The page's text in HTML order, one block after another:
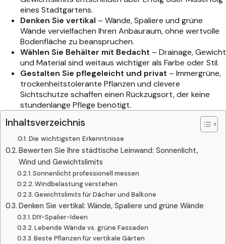
eines Stadtgartens.
Denken Sie vertikal – Wände, Spaliere und grüne
Wände vervielfachen Ihren Anbauraum, ohne wertvolle
Bodenfläche zu beanspruchen.
Wählen Sie Behälter mit Bedacht – Drainage, Gewicht
und Material sind weitaus wichtiger als Farbe oder Stil.
Gestalten Sie pflegeleicht und privat – Immergrüne,
trockenheitstolerante Pflanzen und clevere
Sichtschutze schaffen einen Rückzugsort, der keine
stundenlange Pflege benötigt.
Inhaltsverzeichnis
Die wichtigsten Erkenntnisse
Bewerten Sie Ihre städtische Leinwand: Sonnenlicht,
Wind und Gewichtslimits
Sonnenlicht professionell messen
Windbelastung verstehen
Gewichtslimits für Dächer und Balkone
Denken Sie vertikal: Wände, Spaliere und grüne Wände
DIY-Spalier-Ideen
Lebende Wände vs. grüne Fassaden
Beste Pflanzen für vertikale Gärten